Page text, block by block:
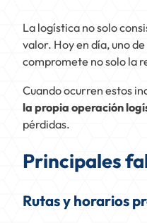
La logística no solo
valor. Hoy en día, uno
compromete no solo la
Cuando ocurren estos
la propia operación
pérdidas.
Principales
Rutas y horarios